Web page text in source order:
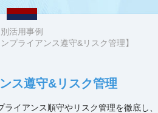
活⽤事例
ンプライアンス遵守&リスク管理】
ス遵守&リスク管理
イアンス順守やリスク管理を徹底し、